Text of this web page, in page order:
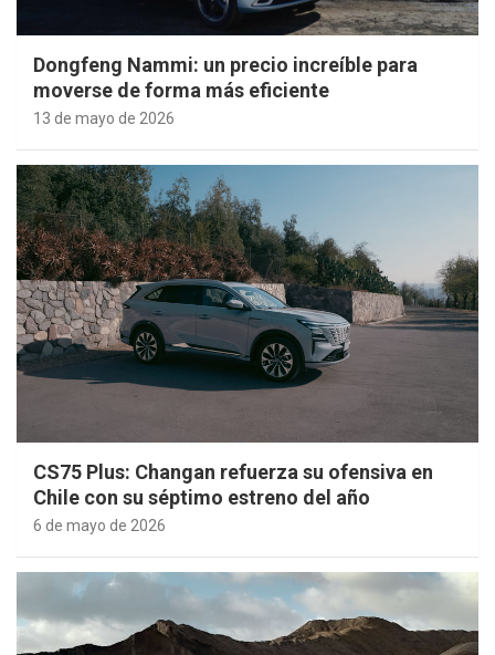
Dongfeng Nammi: un precio increíble para
moverse de forma más eficiente
13 de mayo de 2026
CS75 Plus: Changan refuerza su ofensiva en
Chile con su séptimo estreno del año
6 de mayo de 2026